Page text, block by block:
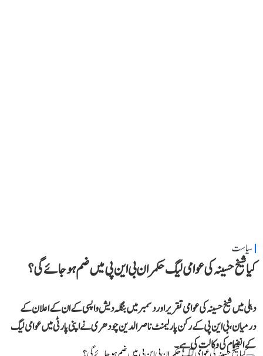
سیاست
کیا شیخ حسینہ کی عوامی لیگ حکمران بی این پی میں ضم ہو جائے گی؟
دہلی میں شیخ حسینہ کی عوامی تقریر اور دسمبر میں بنگلہ دیش واپسی کے ان کے اعلان کے
درمیان، بی این پی کے رکن پارلیمنٹ ناصر الدین چودھری نے اپنی پارٹی میں عوامی لیگ
کے انضمام کی وکالت کی ہے۔